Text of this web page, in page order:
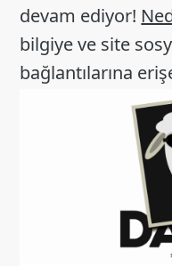
devam ediyor!
bilgiye ve site
bağlantılarına